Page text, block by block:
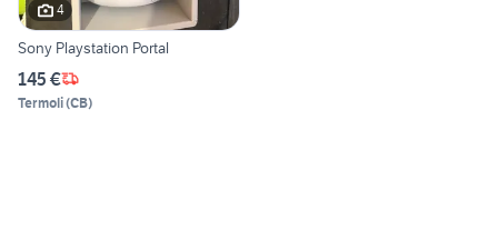
4
Sony Playstation Portal
145 €
Termoli(CB)